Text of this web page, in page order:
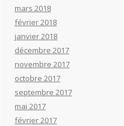
mars 2018
février 2018
janvier 2018
décembre 2017
novembre 2017
octobre 2017
septembre 2017
mai 2017
février 2017